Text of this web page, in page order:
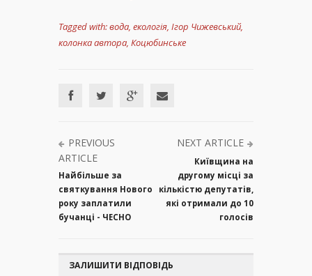
Tagged with:вода, екологія, Ігор Чижевський,
колонка автора, Коцюбинське
PREVIOUS
ARTICLE
Найбільше за
святкування Нового
року заплатили
бучанці - ЧЕСНО
NEXT ARTICLE
Київщина на
другому місці за
кількістю депутатів,
які отримали до 10
голосів
ЗАЛИШИТИ ВІДПОВІДЬ